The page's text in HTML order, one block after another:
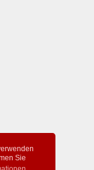
Sie